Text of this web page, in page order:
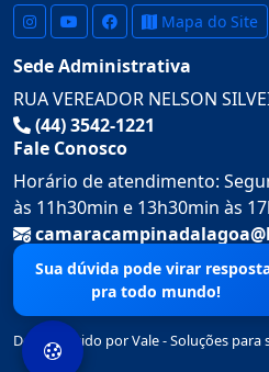
Mapa do Site
Sede Administrativa
RUA VEREADOR NELSON
(44) 3542-1221
Fale Conosco
Horário de atendimento:
às 11h30min e 13h30min às
© 2026 Câmara Municipal de. Todos
Desenvolvido por Vale - Soluções para
Sua dúvida pode virar
pra todo mundo!